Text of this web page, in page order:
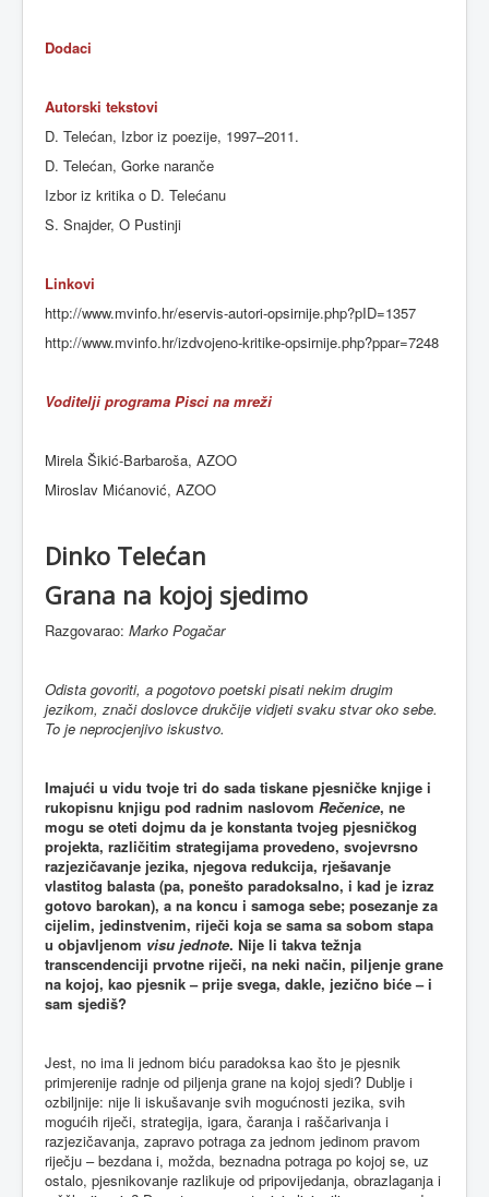
Dodaci
Autorski tekstovi
D. Telećan, Izbor iz poezije, 1997–2011.
D. Telećan, Gorke naranče
Izbor iz kritika o D. Telećanu
S. Snajder, O Pustinji
Linkovi
http://www.mvinfo.hr/eservis-autori-opsirnije.php?pID=1357
http://www.mvinfo.hr/izdvojeno-kritike-opsirnije.php?ppar=7248
Voditelji programa Pisci na mreži
Mirela Šikić-Barbaroša, AZOO
Miroslav Mićanović, AZOO
Dinko Telećan
Grana na kojoj sjedimo
Razgovarao: Marko Pogačar
Odista govoriti, a pogotovo poetski pisati nekim drugim
jezikom, znači doslovce drukčije vidjeti svaku stvar oko sebe.
To je neprocjenjivo iskustvo.
Imajući u vidu tvoje tri do sada tiskane pjesničke knjige i
rukopisnu knjigu pod radnim naslovom Rečenice, ne
mogu se oteti dojmu da je konstanta tvojeg pjesničkog
projekta, različitim strategijama provedeno, svojevrsno
razjezičavanje jezika, njegova redukcija, rješavanje
vlastitog balasta (pa, ponešto paradoksalno, i kad je izraz
gotovo barokan), a na koncu i samoga sebe; posezanje za
cijelim, jedinstvenim, riječi koja se sama sa sobom stapa
u objavljenom visu jednote. Nije li takva težnja
transcendenciji prvotne riječi, na neki način, piljenje grane
na kojoj, kao pjesnik – prije svega, dakle, jezično biće – i
sam sjediš?
Jest, no ima li jednom biću paradoksa kao što je pjesnik
primjerenije radnje od piljenja grane na kojoj sjedi? Dublje i
ozbiljnije: nije li iskušavanje svih mogućnosti jezika, svih
mogućih riječi, strategija, igara, čaranja i raščarivanja i
razjezičavanja, zapravo potraga za jednom jedinom pravom
riječju – bezdana i, možda, beznadna potraga po kojoj se, uz
ostalo, pjesnikovanje razlikuje od pripovijedanja, obrazlaganja i